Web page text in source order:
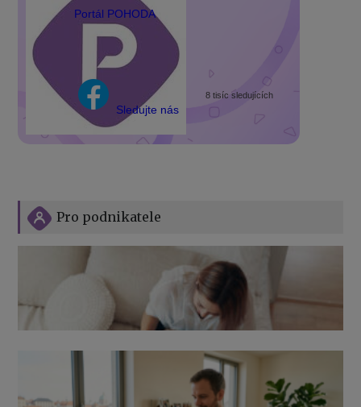
Portál POHODA
Sledujte nás
8 tisíc sledujících
Pro podnikatele